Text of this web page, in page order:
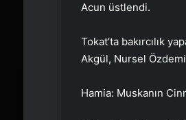
Acun üstlendi.
Tokat’ta bakırcılık
Akgül, Nursel
Hamia: Muskanın